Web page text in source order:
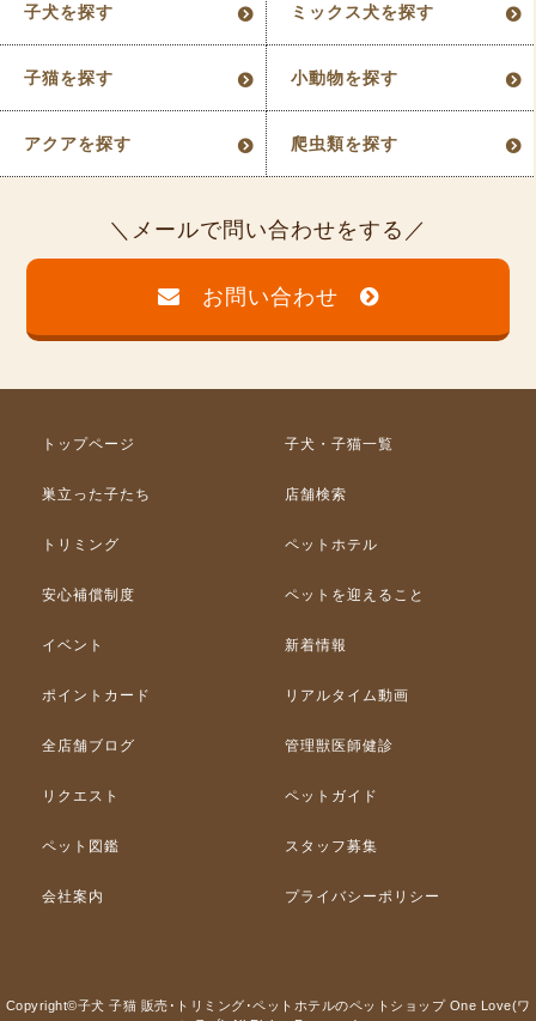
子犬を探す ミックス犬を探す
子猫を探す 小動物を探す
アクアを探す 爬虫類を探す
メールで問い合わせをする
お問い合わせ
トップページ 子犬・子猫一覧
巣立った子たち 店舗検索
トリミング ペットホテル
安心補償制度 ペットを迎えること
イベント 新着情報
ポイントカード リアルタイム動画
全店舗ブログ 管理獣医師健診
リクエスト ペットガイド
ペット図鑑 スタッフ募集
会社案内 プライバシーポリシー
Copyright©子犬 子猫 販売･トリミング･ペットホテルのペットショップ One Love(ワ